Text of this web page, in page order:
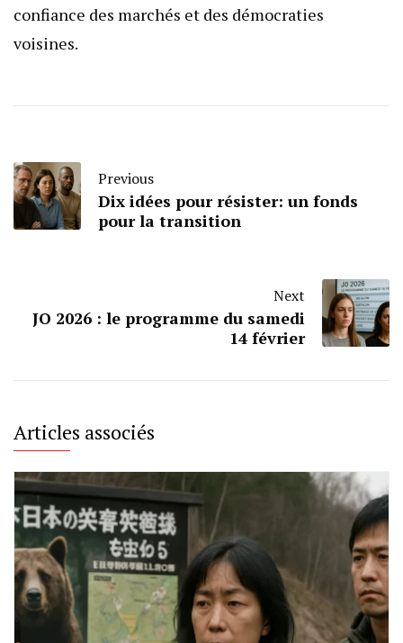
confiance des marchés et des démocraties
voisines.
Previous
Dix idées pour résister: un fonds
pour la transition
Next
JO 2026 : le programme du samedi
14 février
Articles associés